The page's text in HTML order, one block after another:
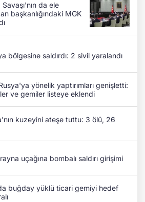
da ele
başkanlığındaki MGK
bölgesine saldırdı: 2 sivil yaralandı
yönelik yaptırımları genişletti:
ve gemiler listeye eklendi
kuzeyini ateşe tuttu: 3 ölü, 26
uçağına bombalı saldırı girişimi
buğday yüklü ticari gemiyi hedef